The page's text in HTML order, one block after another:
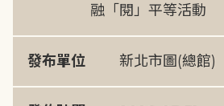
融「閱」平等活動
發布單位 新北市圖(總館)